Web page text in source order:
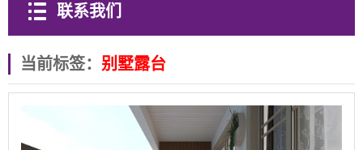
联系我们
当前标签： 别墅露台